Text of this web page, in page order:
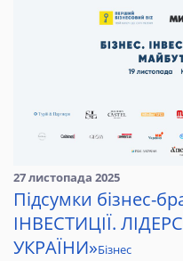
27 листопада 2025
Підсумки бізнес-
ІНВЕСТИЦІЇ.
УКРАЇНИ»Бізнес